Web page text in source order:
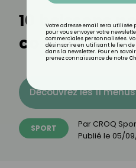
10 boissons
connaître
Découvrez les 11
SPORT Par CROQ
Publié le 05/
Votre adresse email sera utilisée
pour vous envoyer votre
commerciales personnalisées.
désinscrire en utilisant le lien
dans la newsletter. Pour en
prenez connaissance de notre